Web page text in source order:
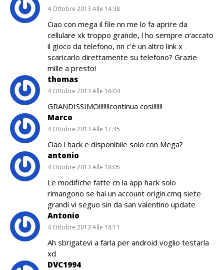
4 Ottobre 2013 Alle 14:38
Ciao con mega il file nn me lo fa aprire da
cellulare xk troppo grande, l ho sempre craccato
il gioco da telefono, nn c’è un altro link x
scaricarlo direttamente su telefono? Grazie
mille a presto!
thomas
4 Ottobre 2013 Alle 16:04
GRANDISSIMO!!!!!!!continua cosi!!!!!!
Marco
4 Ottobre 2013 Alle 17:45
Ciao l hack e disponibile solo con Mega?
antonio
4 Ottobre 2013 Alle 18:05
Le modifiche fatte cn la app hack solo
rimangono se hai un account origin.cmq siete
grandi vi seguo sin da san valentino update
Antonio
4 Ottobre 2013 Alle 18:11
Ah sbrigatevi a farla per android voglio testarla
xd
DVC1994